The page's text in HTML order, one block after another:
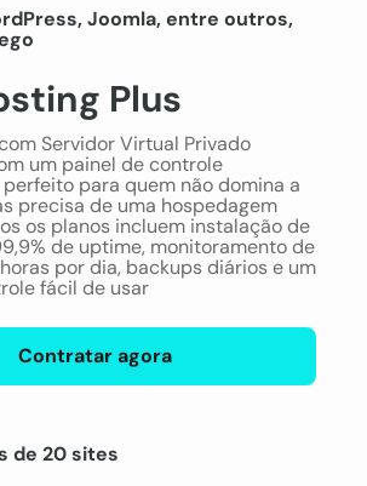
Joomla, entre outros,
Plus
Servidor Virtual Privado
um painel de controle
para quem não domina a
precisa de uma hospedagem
os planos incluem instalação de
de uptime, monitoramento de
por dia, backups diários e um
fácil de usar
Contratar agora
de 20 sites